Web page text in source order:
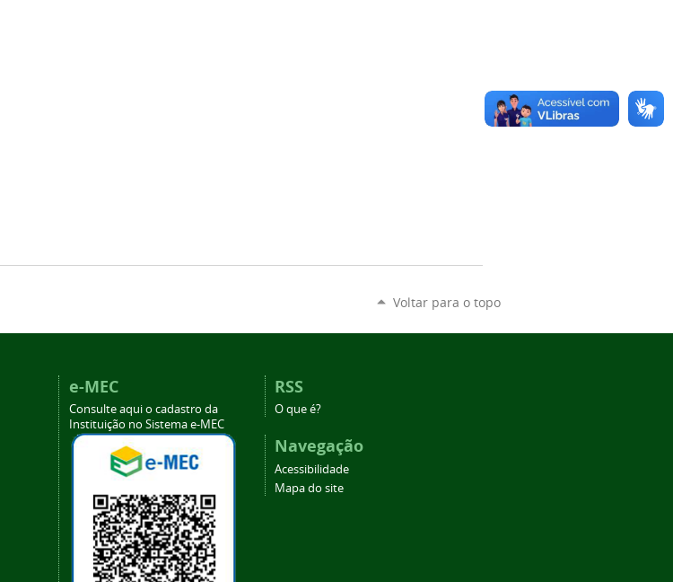
Voltar para o topo
e-MEC
Consulte aqui o cadastro da
Instituição no Sistema e-MEC
RSS
O que é?
Navegação
Acessibilidade
Mapa do site